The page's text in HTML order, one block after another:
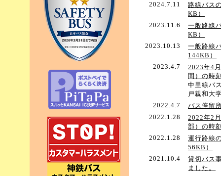
2024.7.11
路線バス
KB）
2023.11.6
一般路線
KB）
2023.10.13
一般路線
144KB）
2023.4.7
2023年4
間）の時
中里線バ
戸親和大
2022.4.7
バス停留
2022.1.28
2022年2
部）の時
2022.1.28
運行路線
56KB）
2021.10.4
貸切バス
ました。